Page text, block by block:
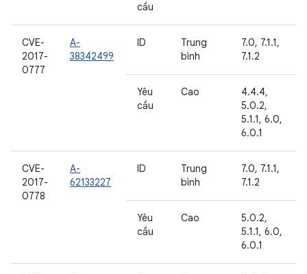
cầu
CVE-
2017-
0777
A-
38342499
ID
Trung
bình
7.0, 7.1.1,
7.1.2
Yêu
cầu
Cao
4.4.4,
5.0.2,
5.1.1, 6.0,
6.0.1
CVE-
2017-
0778
A-
62133227
ID
Trung
bình
7.0, 7.1.1,
7.1.2
Yêu
cầu
Cao
5.0.2,
5.1.1, 6.0,
6.0.1